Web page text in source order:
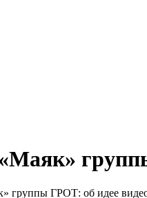
группы ГРОТ: об идее